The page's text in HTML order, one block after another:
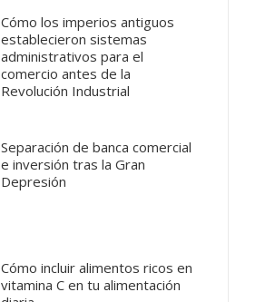
Cómo los imperios antiguos
establecieron sistemas
administrativos para el
comercio antes de la
Revolución Industrial
Separación de banca comercial
e inversión tras la Gran
Depresión
Cómo incluir alimentos ricos en
vitamina C en tu alimentación